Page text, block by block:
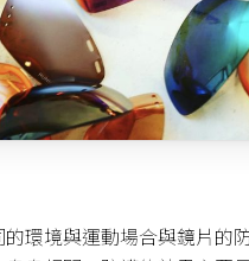
的環境與運動場合與鏡片的